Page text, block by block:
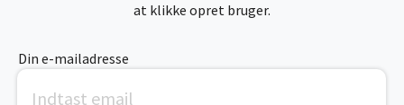
at klikke opret bruger.
Din e-mailadresse